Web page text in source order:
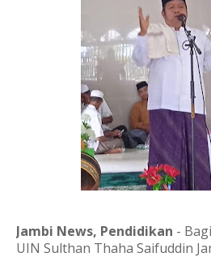
Jambi News, Pendidikan -
UIN Sulthan Thaha Saifuddin